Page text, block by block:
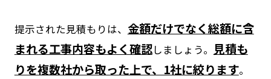
提示された見積もりは、 金額だけでなく総額に含
まれる工事内容もよく確認しましょう。 見積も
りを複数社から取った上で、1社に絞ります。